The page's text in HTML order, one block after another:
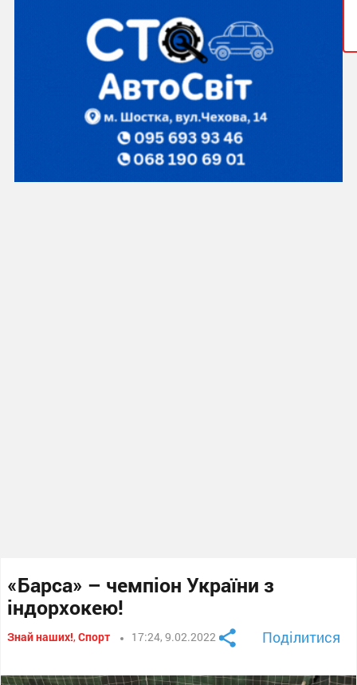
«Барса» – чемпіон України з
індорхокею!
Знай наших!,Спорт 17:24, 9.02.2022 Поділитися